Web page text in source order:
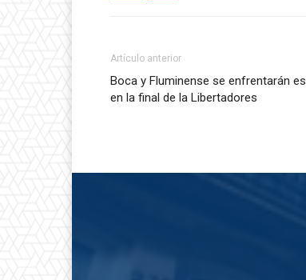
Artículo anterior
Boca y Fluminense se enfrentarán
en la final de la Libertadores